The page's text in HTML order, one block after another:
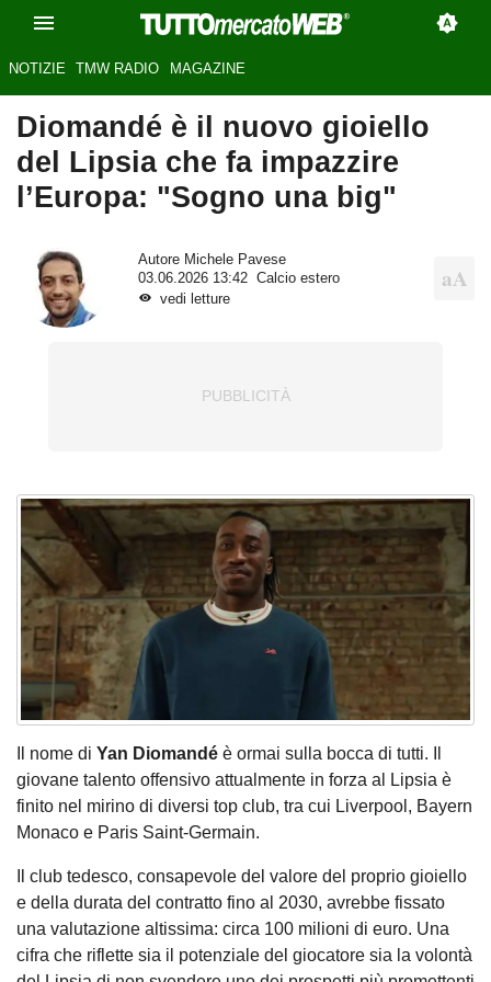
NOTIZIE TMW RADIO MAGAZINE
Diomandé è il nuovo gioiello
del Lipsia che fa impazzire
l’Europa: "Sogno una big"
Autore Michele Pavese
03.06.2026 13:42
Calcio estero
vedi letture
Il nome di Yan Diomandé è ormai sulla bocca di tutti. Il
giovane talento offensivo attualmente in forza al Lipsia è
finito nel mirino di diversi top club, tra cui Liverpool, Bayern
Monaco e Paris Saint-Germain.
Il club tedesco, consapevole del valore del proprio gioiello
e della durata del contratto fino al 2030, avrebbe fissato
una valutazione altissima: circa 100 milioni di euro. Una
cifra che riflette sia il potenziale del giocatore sia la volontà